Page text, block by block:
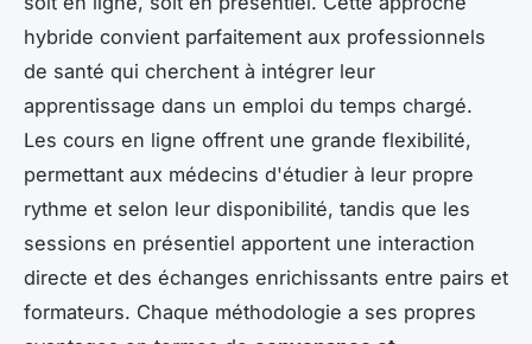
hybride convient parfaitement aux professionnels
de santé qui cherchent à intégrer leur
apprentissage dans un emploi du temps chargé.
Les cours en ligne offrent une grande flexibilité,
permettant aux médecins d'étudier à leur propre
rythme et selon leur disponibilité, tandis que les
sessions en présentiel apportent une interaction
directe et des échanges enrichissants entre pairs et
formateurs. Chaque méthodologie a ses propres